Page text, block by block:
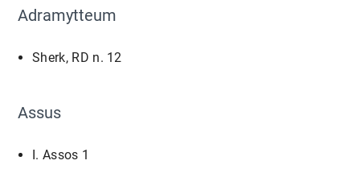
Adramytteum
Sherk, RD n. 12
Assus
I. Assos 1